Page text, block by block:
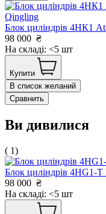
Блок циліндрів 4НК1
98 000 ₴
На складі: <5 шт
Купити
В список желаний
Сравнить
Ви дивилися
( 1)
Блок циліндрів
98 000 ₴
На складі: <5 шт